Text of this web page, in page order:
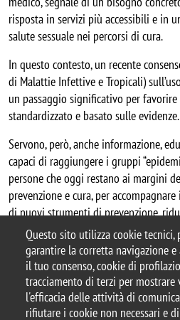
Questo sito utilizza cookie
garantire la corretta navigazione
il tuo consenso, cookie di
tracciamento di terzi per mostrare
l'efficacia delle attività di
rifiutare i cookie non necessari e
risposta in servizi più accessibili e in
salute sessuale nei percorsi di cura.
In questo contesto, un recente
di Malattie Infettive e Tropicali)
un passaggio significativo per
standardizzato e basato sulle evidenze.
Servono, però, anche informazione,
capaci di raggiungere i gruppi
persone che oggi restano ai margini
prevenzione e cura, per
di nuovi strumenti di prevenzione,
promuovere un uso più responsabile
© 2025 Università